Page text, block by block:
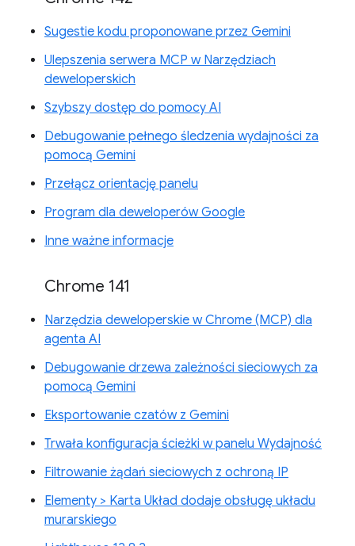
Sugestie kodu proponowane przez Gemini
Ulepszenia serwera MCP w Narzędziach
deweloperskich
Szybszy dostęp do pomocy AI
Debugowanie pełnego śledzenia wydajności za
pomocą Gemini
Przełącz orientację panelu
Program dla deweloperów Google
Inne ważne informacje
Chrome 141
Narzędzia deweloperskie w Chrome (MCP) dla
agenta AI
Debugowanie drzewa zależności sieciowych za
pomocą Gemini
Eksportowanie czatów z Gemini
Trwała konfiguracja ścieżki w panelu Wydajność
Filtrowanie żądań sieciowych z ochroną IP
Elementy > Karta Układ dodaje obsługę układu
murarskiego